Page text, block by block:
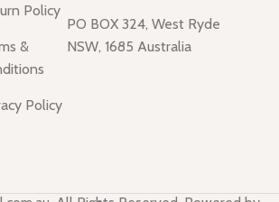
Policy
&
Policy
PO BOX 324, West Ryde
NSW, 1685 Australia